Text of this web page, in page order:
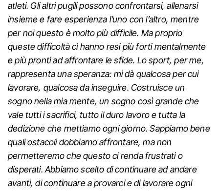
atleti. Gli altri pugili possono confrontarsi, allenarsi
insieme e fare esperienza l’uno con l’altro, mentre
per noi questo è molto più difficile. Ma proprio
queste difficoltà ci hanno resi più forti mentalmente
e più pronti ad affrontare le sfide. Lo sport, per me,
rappresenta una speranza: mi dà qualcosa per cui
lavorare, qualcosa da inseguire. Costruisce un
sogno nella mia mente, un sogno così grande che
vale tutti i sacrifici, tutto il duro lavoro e tutta la
dedizione che mettiamo ogni giorno. Sappiamo bene
quali ostacoli dobbiamo affrontare, ma non
permetteremo che questo ci renda frustrati o
disperati. Abbiamo scelto di continuare ad andare
avanti, di continuare a provarci e di lavorare ogni